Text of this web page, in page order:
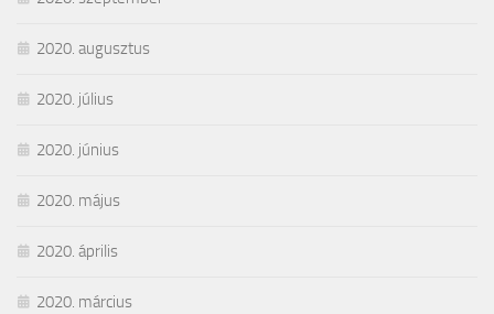
2020. augusztus
2020. július
2020. június
2020. május
2020. április
2020. március